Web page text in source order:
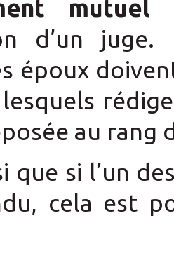
mutuel
d’un
époux
au rang
que si l’un
cela est